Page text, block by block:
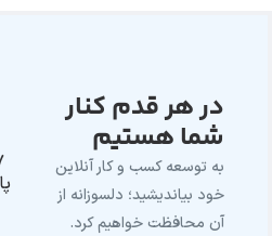
در هر قدم کنار
شما هستیم
به توسعه کسب و کار آنلاین
خود بیاندیشید؛ دلسوزانه از
آن محافظت خواهیم کرد.